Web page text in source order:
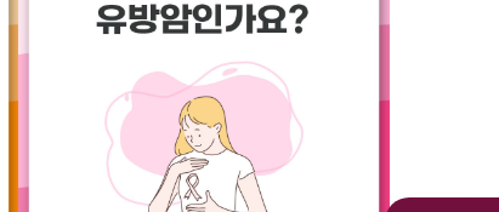
대장용종은 어떻게
제거하나요?
2025.07.21